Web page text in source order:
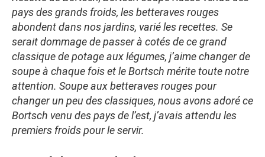
pays des grands froids, les betteraves rouges
abondent dans nos jardins, varié les recettes. Se
serait dommage de passer à cotés de ce grand
classique de potage aux légumes, j’aime changer de
soupe à chaque fois et le Bortsch mérite toute notre
attention. Soupe aux betteraves rouges pour
changer un peu des classiques, nous avons adoré ce
Bortsch venu des pays de l’est, j’avais attendu les
premiers froids pour le servir.